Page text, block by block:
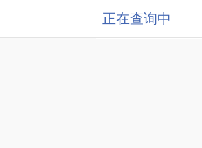
正在查询中